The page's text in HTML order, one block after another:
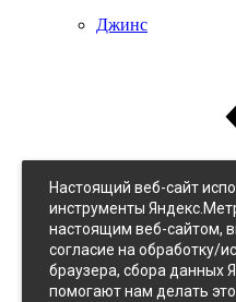
Джинс
Джинс
Настоящий веб-сайт
инструменты
настоящим веб-сайтом,
согласие на обработку/
браузера, сбора данных
помогают нам делать